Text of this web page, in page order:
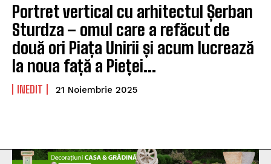
Portret vertical cu arhitectul Șerban
Sturdza – omul care a refăcut de
două ori Piața Unirii și acum lucrează
la noua față a Pieței...
INEDIT 21 Noiembrie 2025